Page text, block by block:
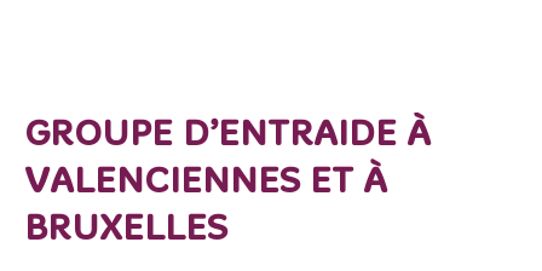
GROUPE D’ENTRAIDE À
VALENCIENNES ET À
BRUXELLES